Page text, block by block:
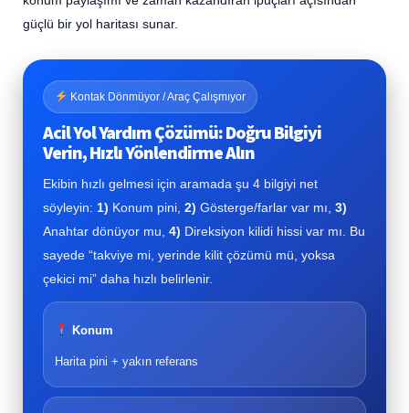
güçlü bir yol haritası sunar.
Kontak Dönmüyor / Araç Çalışmıyor
Acil Yol Yardım Çözümü: Doğru Bilgiyi
Verin, Hızlı Yönlendirme Alın
Ekibin hızlı gelmesi için aramada şu 4 bilgiyi net
söyleyin: 1) Konum pini, 2) Gösterge/farlar var mı, 3)
Anahtar dönüyor mu, 4) Direksiyon kilidi hissi var mı. Bu
sayede “takviye mi, yerinde kilit çözümü mü, yoksa
çekici mi” daha hızlı belirlenir.
Konum
Harita pini + yakın referans